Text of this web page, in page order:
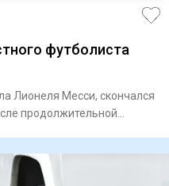
футболиста
Лионеля Месси, скончался
продолжительной